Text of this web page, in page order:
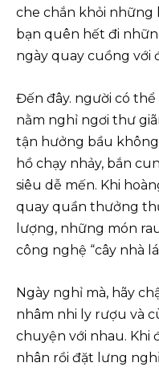
che chắn khỏi những
bạn quên hết đi
ngày quay cuồng với
Đến đây. người có
nằm nghỉ ngơi thư
tận hưởng bầu
hồ chạy nhảy, bắn
siêu dễ mến. Khi
quay quần thưởng
lượng, những món
công nghệ “cây nhà lá
Ngày nghỉ mà, hãy
nhâm nhi ly rượu và
chuyện với nhau. Khi
nhân rồi đặt lưng